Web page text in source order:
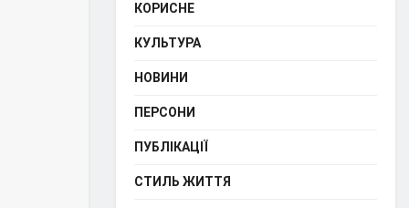
КОРИСНЕ
КУЛЬТУРА
НОВИНИ
ПЕРСОНИ
ПУБЛІКАЦІЇ
СТИЛЬ ЖИТТЯ